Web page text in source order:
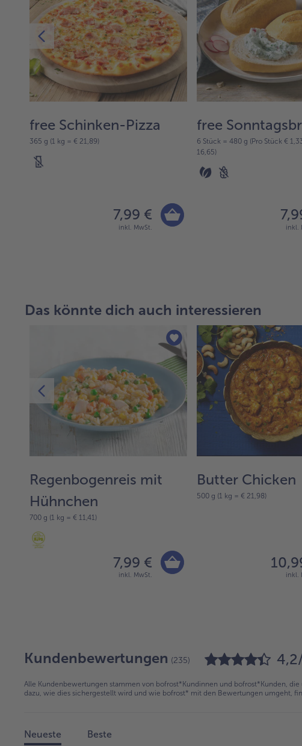
free Schinken-Pizza
365 g (1 kg = € 21,89)
7,99 €
inkl. MwSt.
free
6 Stück = 480 g (Pro Stück €
16,65)
inkl.
Das könnte dich auch interessieren
Regenbogenreis mit
Hühnchen
700 g (1 kg = € 11,41)
7,99 €
inkl. MwSt.
Butter Chicken
500 g (1 kg = € 21,98)
inkl.
Kundenbewertungen (235)
Alle Kundenbewertungen stammen von bofrost*Kundinnen und bofrost*Kunden,
dazu, wie dies sichergestellt wird und wie bofrost* mit den Bewertungen umgeht,
Neueste Beste